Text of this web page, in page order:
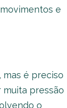
e
mas é preciso
muita pressão
o